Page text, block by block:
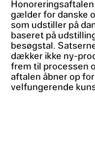
gælder for danske
som udstiller på
baseret på
besøgstal.
dækker ikke ny-
frem til processen
aftalen åbner op
velfungerende